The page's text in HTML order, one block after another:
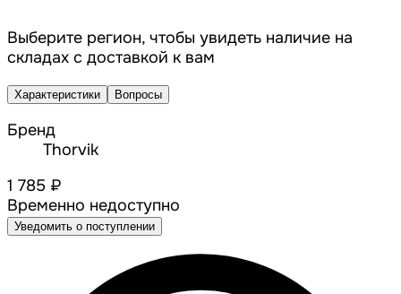
Выберите регион, чтобы увидеть наличие на
складах с доставкой к вам
Характеристики Вопросы
Бренд
Thorvik
1 785 ₽
Временно недоступно
Уведомить о поступлении